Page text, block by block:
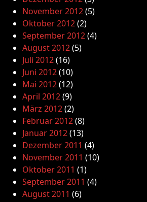
November 2012(5)
Oktober 2012(2)
September 2012(4)
August 2012(5)
Juli 2012(16)
Juni 2012(10)
Mai 2012(12)
April 2012(9)
März 2012(2)
Februar 2012(8)
Januar 2012(13)
Dezember 2011 (4)
November 2011 (10)
Oktober 2011 (1)
September 2011 (4)
August 2011 (6)